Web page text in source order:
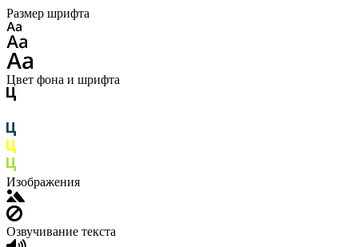
Размер шрифта
Цвет фона и шрифта
Изображения
Озвучивание текста